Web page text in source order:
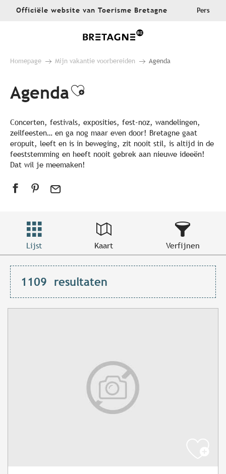
AllerOfficiële website van Toerisme Bretagne Pers
Homepage Mijn vakantie voorbereiden Agenda
AgendaAjouter aux favoris
Concerten, festivals, exposities, fest-noz, wandelingen,
zeilfeesten… en ga nog maar even door! Bretagne gaat
eropuit, leeft en is in beweging, zit nooit stil, is altijd in de
feeststemming en heeft nooit gebrek aan nieuwe ideeën!
Dat wil je meemaken!
Lijst Kaart Verfijnen
1109 resultaten